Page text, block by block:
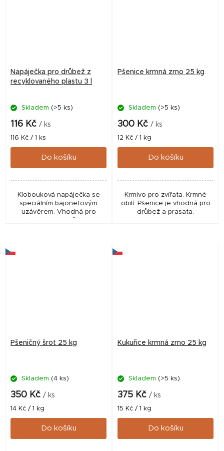
Napáječka pro drůbež z
recyklovaného plastu 3 l
Skladem (>5 ks)
116 Kč / ks
Měrná
cena:
116 Kč / 1 ks
Do košíku
Klobouková napáječka se
speciálním bajonetovým
uzávěrem. Vhodná pro
kuřata, slepice, krůty, husy,
Pšenice krmná zrno 25 kg
Skladem (>5 ks)
300 Kč / ks
Měrná
cena:
12 Kč / 1 kg
Do košíku
Krmivo pro zvířata. Krmné
obilí. Pšenice je vhodná pro
drůbež a prasata.
Pšeničný šrot 25 kg
Skladem (4 ks)
350 Kč / ks
Měrná
cena:
14 Kč / 1 kg
Do košíku
Kukuřice krmná zrno 25 kg
Skladem (>5 ks)
375 Kč / ks
Měrná
cena:
15 Kč / 1 kg
Do košíku